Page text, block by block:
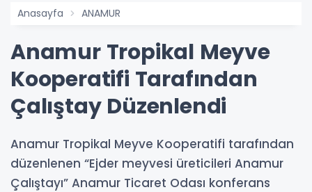
Anasayfa ANAMUR
Anamur Tropikal Meyve
Kooperatifi Tarafından
Çalıştay Düzenlendi
Anamur Tropikal Meyve Kooperatifi tarafından
düzenlenen “Ejder meyvesi üreticileri Anamur
Çalıştayı” Anamur Ticaret Odası konferans